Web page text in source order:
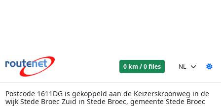
0 km / 0 files
Postcode 1611DG is gekoppeld aan de Keizerskroonweg in de
wijk Stede Broec Zuid in Stede Broec, gemeente Stede Broec